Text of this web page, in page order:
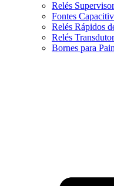
Relés
Fontes
Relés Rápidos
Relés
Bornes para